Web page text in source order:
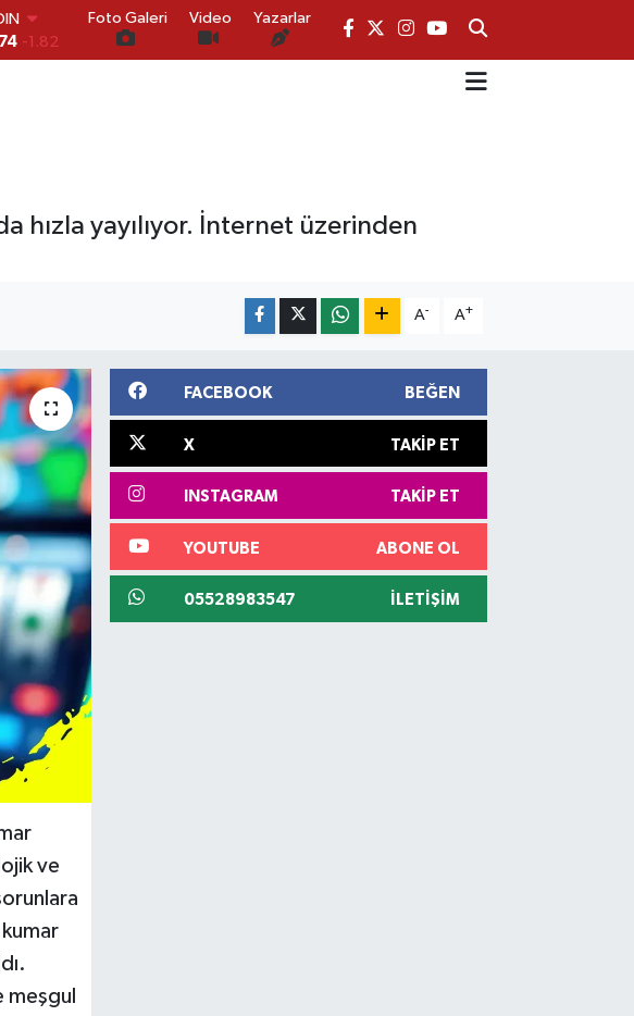
0.02
0
Foto Galeri Video Yazarlar
hızla yayılıyor. İnternet üzerinden
A- A+
ve
meşgul
FACEBOOK BEĞEN
X TAKIP ET
INSTAGRAM TAKIP ET
YOUTUBE ABONE OL
05528983547 İLETIŞIM